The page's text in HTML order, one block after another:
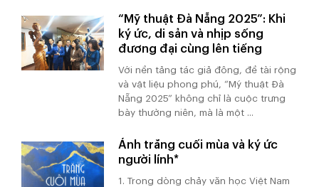
“Mỹ thuật Đà Nẵng 2025”: Khi
ký ức, di sản và nhịp sống
đương đại cùng lên tiếng
Với nền tảng tác giả đông, đề tài rộng
và vật liệu phong phú, “Mỹ thuật Đà
Nẵng 2025” không chỉ là cuộc trưng
bày thường niên, mà là một ...
Ánh trăng cuối mùa và ký ức
người lính*
1. Trong dòng chảy văn học Việt Nam